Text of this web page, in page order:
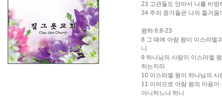
23 고관들도 앉아서 나를 비
24 주의 증거들은 나의 즐거움
왕하 6:8-23
8 그 때에 아람 왕이 이스라엘
니
9 하나님의 사람이 이스라엘
하는지라
10 이스라엘 왕이 하나님의
11 이러므로 아람 왕의 마음
아니하느냐 하니